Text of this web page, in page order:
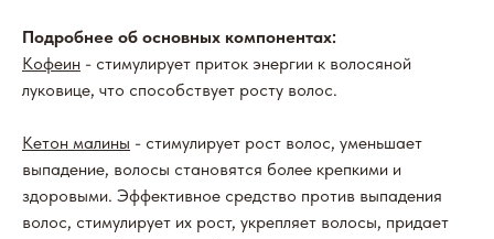
Подробнее об основных компонентах:
Кофеин - стимулирует приток энергии к волосяной
луковице, что способствует росту волос.
Кетон малины - стимулирует рост волос, уменьшает
выпадение, волосы становятся более крепкими и
здоровыми. Эффективное средство против выпадения
волос, стимулирует их рост, укрепляет волосы, придает